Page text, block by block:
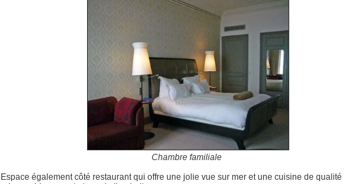
Chambre familiale
Espace également côté restaurant qui offre une jolie vue sur mer et une cuisine de qualité